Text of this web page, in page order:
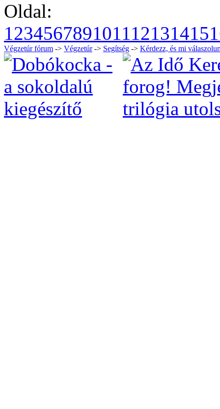
Oldal:
123456789101112131415
Végzetúr fórum -> Végzetúr-> Segítség -> Kérdezz, és mi